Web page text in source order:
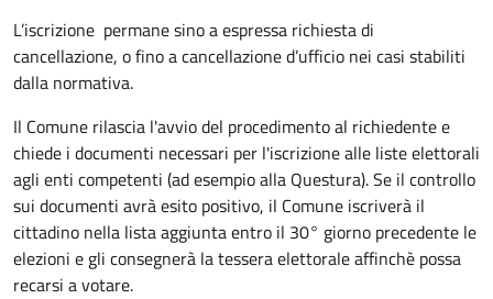
L’iscrizione permane sino a espressa richiesta di
cancellazione, o fino a cancellazione d’ufficio nei casi stabiliti
dalla normativa.
Il Comune rilascia l'avvio del procedimento al richiedente e
chiede i documenti necessari per l'iscrizione alle liste elettorali
agli enti competenti (ad esempio alla Questura). Se il controllo
sui documenti avrà esito positivo, il Comune iscriverà il
cittadino nella lista aggiunta entro il 30° giorno precedente le
elezioni e gli consegnerà la tessera elettorale affinchè possa
recarsi a votare.